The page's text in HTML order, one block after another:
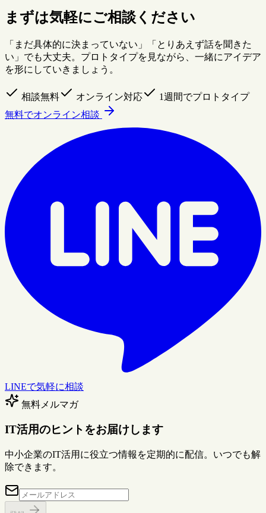
まずは気軽にご相談ください
「まだ具体的に決まっていない」「とりあえず話を聞きた
い」でも大丈夫。プロトタイプを見ながら、一緒にアイデア
を形にしていきましょう。
相談無料 オンライン対応
1週間でプロトタイプ
無料でオンライン相談
LINEで気軽に相談
無料メルマガ
IT活用のヒントをお届けします
中小企業のIT活用に役立つ情報を定期的に配信。いつでも解
除できます。